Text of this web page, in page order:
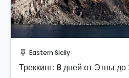
push_pin Eastern Sicily
Треккинг: 8 дней от Этны